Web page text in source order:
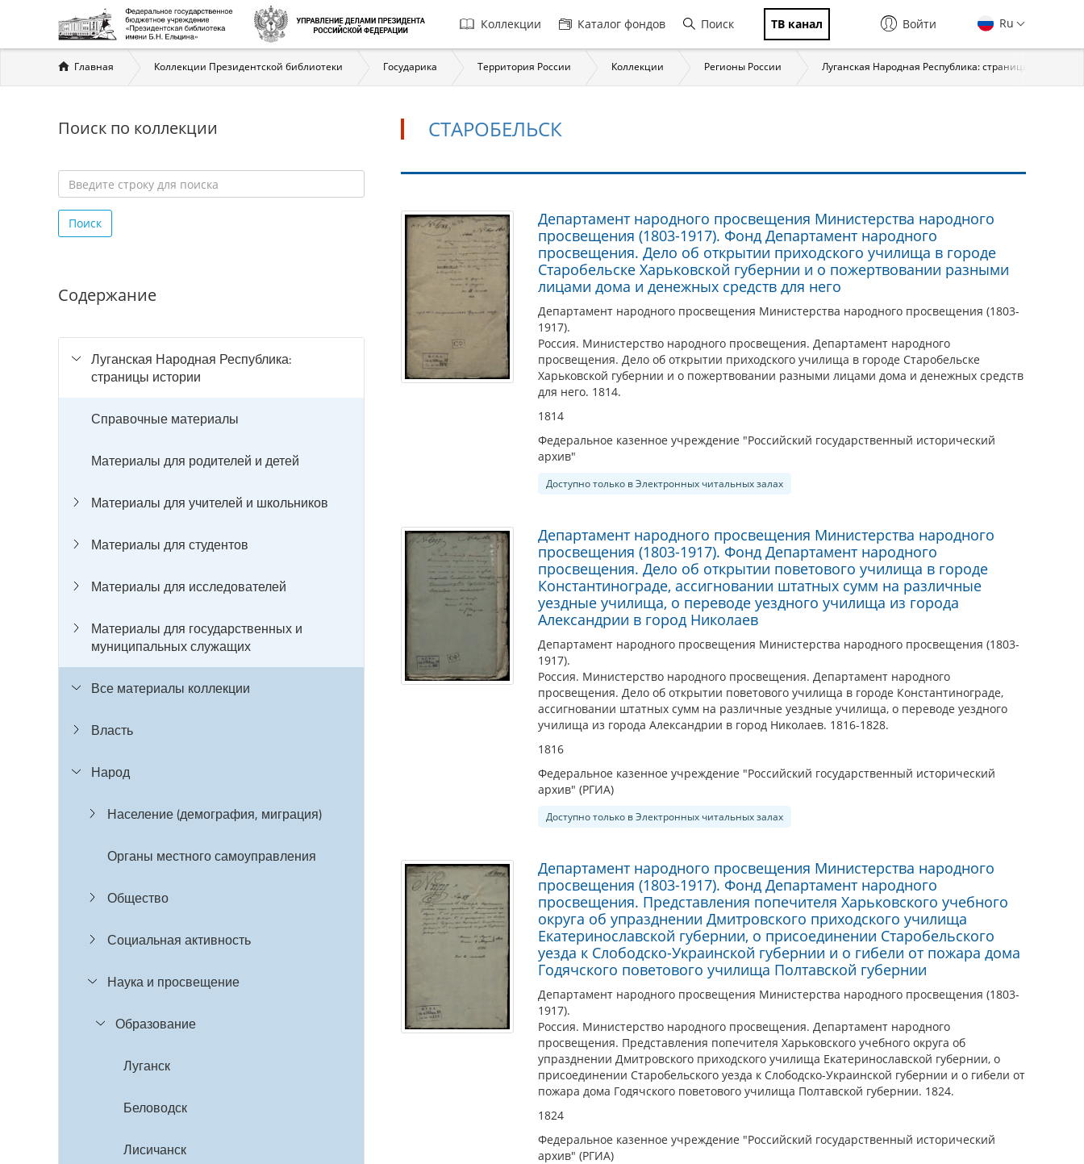
Главная
навигация
Коллекции Каталог фондов Поиск ТВ канал Ru
Войти
Вы
здесь
Главная Коллекции Президентской библиотеки Государика Территория России Коллекции Регионы России Луганская Народная Республика: страницы истории
Поиск по коллекции
строку
для
Поиск
Содержание
Луганская Народная Республика:
страницы истории
Справочные материалы
Материалы для родителей и детей
Материалы для учителей и школьников
Материалы для студентов
Материалы для исследователей
Материалы для государственных и
муниципальных служащих
Все материалы коллекции
Власть
Народ
Население (демография, миграция)
Органы местного самоуправления
Общество
Социальная активность
Наука и просвещение
Образование
Луганск
Беловодск
Лисичанск
СТАРОБЕЛЬСК
Старобельск
Департамент народного просвещения Министерства народного
просвещения (1803-1917). Фонд Департамент народного
просвещения. Дело об открытии приходского училища в городе
Старобельске Харьковской губернии и о пожертвовании разными
лицами дома и денежных средств для него
Департамент народного просвещения Министерства народного просвещения (1803-
1917).
Россия. Министерство народного просвещения. Департамент народного
просвещения. Дело об открытии приходского училища в городе Старобельске
Харьковской губернии и о пожертвовании разными лицами дома и денежных средств
для него. 1814.
1814
Федеральное казенное учреждение "Российский государственный исторический
архив"
Доступно только в Электронных читальных залах
Департамент народного просвещения Министерства народного
просвещения (1803-1917). Фонд Департамент народного
просвещения. Дело об открытии поветового училища в городе
Константинограде, ассигновании штатных сумм на различные
уездные училища, о переводе уездного училища из города
Александрии в город Николаев
Департамент народного просвещения Министерства народного просвещения (1803-
1917).
Россия. Министерство народного просвещения. Департамент народного
просвещения. Дело об открытии поветового училища в городе Константинограде,
ассигновании штатных сумм на различные уездные училища, о переводе уездного
училища из города Александрии в город Николаев. 1816-1828.
1816
Федеральное казенное учреждение "Российский государственный исторический
архив" (РГИА)
Доступно только в Электронных читальных залах
Департамент народного просвещения Министерства народного
просвещения (1803-1917). Фонд Департамент народного
просвещения. Представления попечителя Харьковского учебного
округа об упразднении Дмитровского приходского училища
Екатеринославской губернии, о присоединении Старобельского
уезда к Слободско-Украинской губернии и о гибели от пожара дома
Годячского поветового училища Полтавской губернии
Департамент народного просвещения Министерства народного просвещения (1803-
1917).
Россия. Министерство народного просвещения. Департамент народного
просвещения. Представления попечителя Харьковского учебного округа об
упразднении Дмитровского приходского училища Екатеринославской губернии, о
присоединении Старобельского уезда к Слободско-Украинской губернии и о гибели от
пожара дома Годячского поветового училища Полтавской губернии. 1824.
1824
Федеральное казенное учреждение "Российский государственный исторический
архив" (РГИА)